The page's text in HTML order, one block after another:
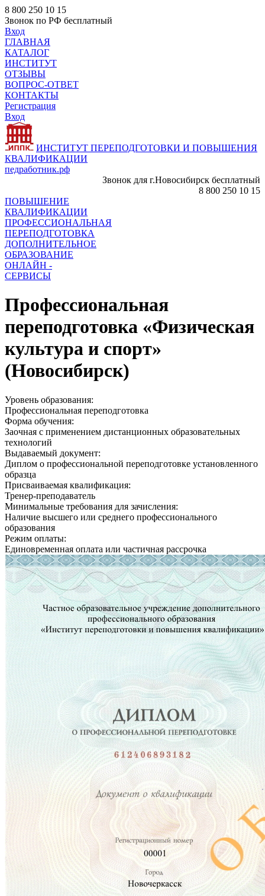
8 800 250 10 15
Звонок по РФ бесплатный
Вход
ГЛАВНАЯ
КАТАЛОГ
ИНСТИТУТ
ОТЗЫВЫ
ВОПРОС-ОТВЕТ
КОНТАКТЫ
Регистрация
Вход
ИНСТИТУТ ПЕРЕПОДГОТОВКИ И ПОВЫШЕНИЯ
КВАЛИФИКАЦИИ
педработник.рф
Звонок для г.Новосибирск бесплатный
8 800 250 10 15
ПОВЫШЕНИЕ
КВАЛИФИКАЦИИ
ПРОФЕССИОНАЛЬНАЯ
ПЕРЕПОДГОТОВКА
ДОПОЛНИТЕЛЬНОЕ
ОБРАЗОВАНИЕ
ОНЛАЙН -
СЕРВИСЫ
Профессиональная
переподготовка «Физическая
культура и спорт»
(Новосибирск)
Уровень образования:
Профессиональная переподготовка
Форма обучения:
Заочная с применением дистанционных образовательных
технологий
Выдаваемый документ:
Диплом о профессиональной переподготовке установленного
образца
Присваиваемая квалификация:
Тренер-преподаватель
Минимальные требования для зачисления:
Наличие высшего или среднего профессионального
образования
Режим оплаты:
Единовременная оплата или частичная рассрочка